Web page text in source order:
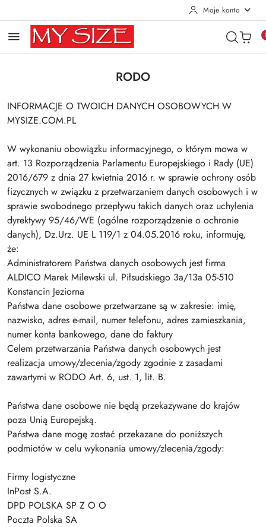
Moje konto
RODO
INFORMACJE O TWOICH DANYCH OSOBOWYCH W
MYSIZE.COM.PL
W wykonaniu obowiązku informacyjnego, o którym mowa w
art. 13 Rozporządzenia Parlamentu Europejskiego i Rady (UE)
2016/679 z dnia 27 kwietnia 2016 r. w sprawie ochrony osób
fizycznych w związku z przetwarzaniem danych osobowych i w
sprawie swobodnego przepływu takich danych oraz uchylenia
dyrektywy 95/46/WE (ogólne rozporządzenie o ochronie
danych), Dz.Urz. UE L 119/1 z 04.05.2016 roku, informuję,
że:
Administratorem Państwa danych osobowych jest firma
ALDICO Marek Milewski ul. Piłsudskiego 3a/13a 05-510
Konstancin Jeziorna
Państwa dane osobowe przetwarzane są w zakresie: imię,
nazwisko, adres e-mail, numer telefonu, adres zamieszkania,
numer konta bankowego, dane do faktury
Celem przetwarzania Państwa danych osobowych jest
realizacja umowy/zlecenia/zgody zgodnie z zasadami
zawartymi w RODO Art. 6, ust. 1, lit. B.
Państwa dane osobowe nie będą przekazywane do krajów
poza Unią Europejską.
Państwa dane mogę zostać przekazane do poniższych
podmiotów w celu wykonania umowy/zlecenia/zgody:
Firmy logistyczne
InPost S.A.
DPD POLSKA SP Z O O
Poczta Polska SA